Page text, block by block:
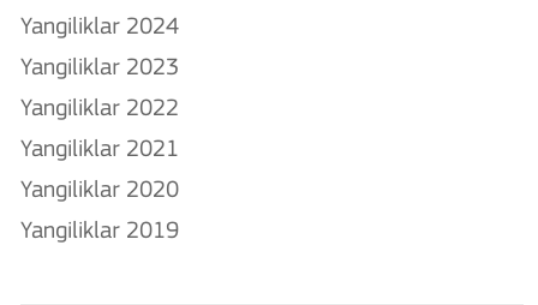
Yangiliklar 2024
Yangiliklar 2023
Yangiliklar 2022
Yangiliklar 2021
Yangiliklar 2020
Yangiliklar 2019